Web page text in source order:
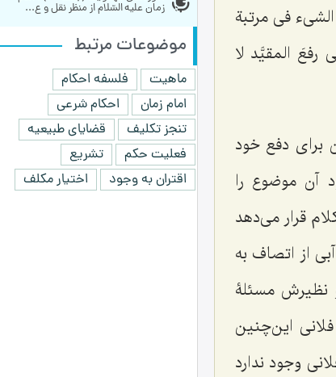
فى مرتبة
رفعَ المقیَّد لا
دفع خود
موضوع را
قرار می‌دهد
از اتصاف به
نظیرش مسئلۀ
این‌چنین
وجود ندارد
زمان علیه السّلام از منظر نقل و ع...
موضوعات مرتبط
ماهیت
فلسفه احکام
امام زمان
احکام شرعی
تنجز تکلیف
قضایای طبیعیه
فعلیت حکم
تشریع
اقتران به وجود
اختیار مکلف